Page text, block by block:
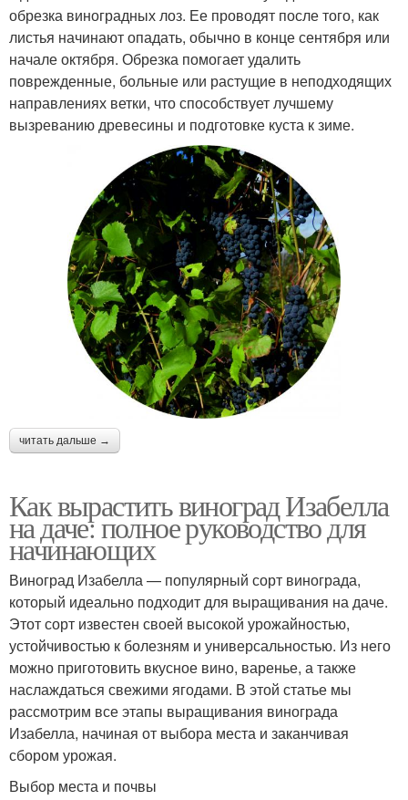
обрезка виноградных лоз. Ее проводят после того, как
листья начинают опадать, обычно в конце сентября или
начале октября. Обрезка помогает удалить
поврежденные, больные или растущие в неподходящих
направлениях ветки, что способствует лучшему
вызреванию древесины и подготовке куста к зиме.
читать дальше →
Как вырастить виноград Изабелла
на даче: полное руководство для
начинающих
Виноград Изабелла — популярный сорт винограда,
который идеально подходит для выращивания на даче.
Этот сорт известен своей высокой урожайностью,
устойчивостью к болезням и универсальностью. Из него
можно приготовить вкусное вино, варенье, а также
наслаждаться свежими ягодами. В этой статье мы
рассмотрим все этапы выращивания винограда
Изабелла, начиная от выбора места и заканчивая
сбором урожая.
Выбор места и почвы